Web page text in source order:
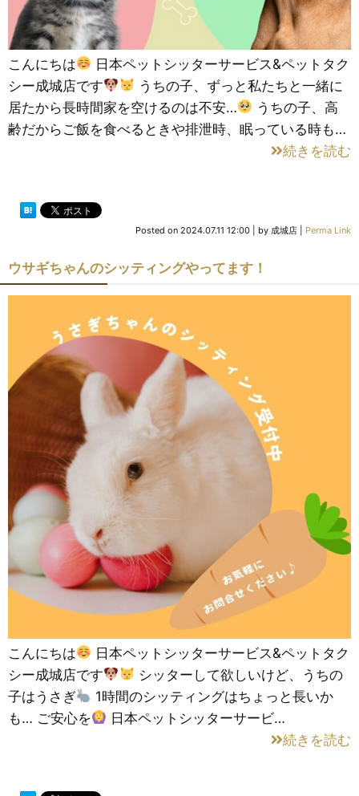
こんにちは
日本ペットシッターサービス&ペットタク
シー成城店です
うちの子、ずっと私たちと一緒に
居たから長時間家を空けるのは不安…
うちの子、高
齢だからご飯を食べるときや排泄時、眠っている時も…
続きを読む
Posted on 2024.07.11 12:00 by 成城店 Perma Link
ウサギちゃんのシッティングやってます！
こんにちは
日本ペットシッターサービス&ペットタク
シー成城店です
シッターして欲しいけど、うちの
子はうさぎ
1時間のシッティングはちょっと長いか
も… ご安心を
日本ペットシッターサービ…
続きを読む